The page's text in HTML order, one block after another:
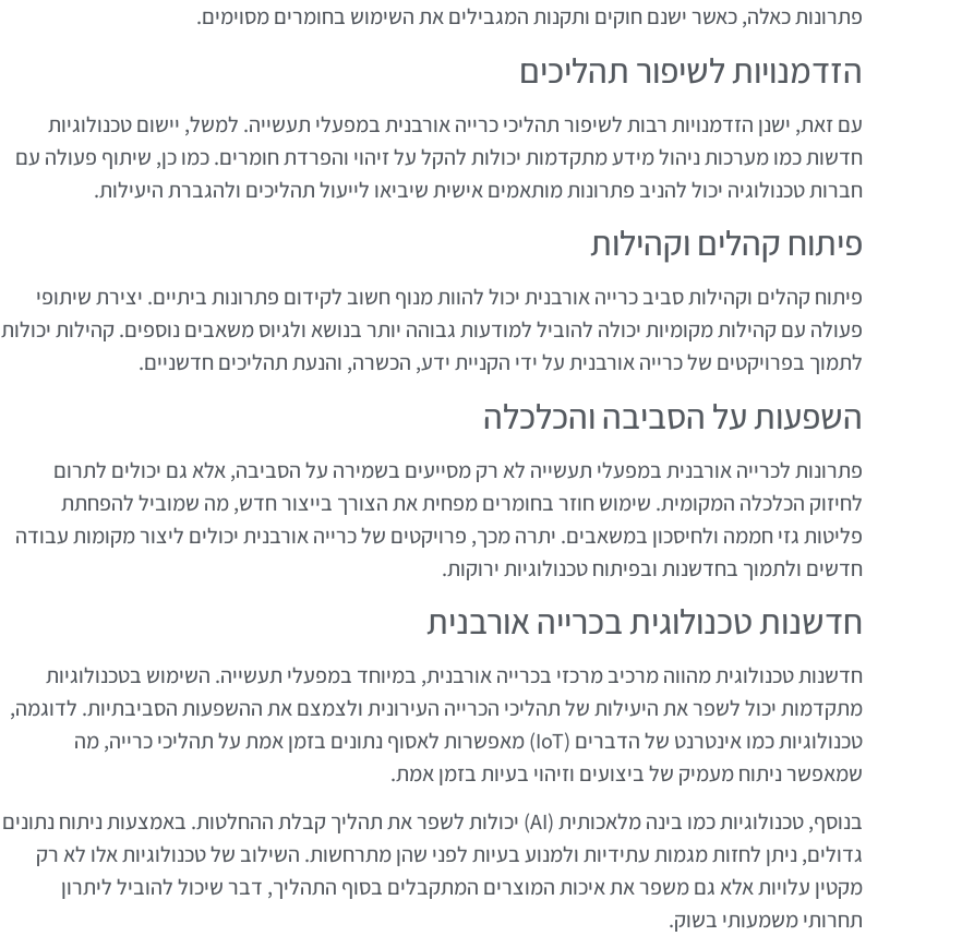
פתרונות כאלה, כאשר ישנם חוקים ותקנות המגבילים את השימוש בחומרים מסוימים.
הזדמנויות לשיפור תהליכים
עם זאת, ישנן הזדמנויות רבות לשיפור תהליכי כרייה אורבנית במפעלי תעשייה. למשל, יישום טכנולוגיות
חדשות כמו מערכות ניהול מידע מתקדמות יכולות להקל על זיהוי והפרדת חומרים. כמו כן, שיתוף פעולה עם
חברות טכנולוגיה יכול להניב פתרונות מותאמים אישית שיביאו לייעול תהליכים ולהגברת היעילות.
פיתוח קהלים וקהילות
פיתוח קהלים וקהילות סביב כרייה אורבנית יכול להוות מנוף חשוב לקידום פתרונות ביתיים. יצירת שיתופי
פעולה עם קהילות מקומיות יכולה להוביל למודעות גבוהה יותר בנושא ולגיוס משאבים נוספים. קהילות יכולות
לתמוך בפרויקטים של כרייה אורבנית על ידי הקניית ידע, הכשרה, והנעת תהליכים חדשניים.
השפעות על הסביבה והכלכלה
פתרונות לכרייה אורבנית במפעלי תעשייה לא רק מסייעים בשמירה על הסביבה, אלא גם יכולים לתרום
לחיזוק הכלכלה המקומית. שימוש חוזר בחומרים מפחית את הצורך בייצור חדש, מה שמוביל להפחתת
פליטות גזי חממה ולחיסכון במשאבים. יתרה מכך, פרויקטים של כרייה אורבנית יכולים ליצור מקומות עבודה
חדשים ולתמוך בחדשנות ובפיתוח טכנולוגיות ירוקות.
חדשנות טכנולוגית בכרייה אורבנית
חדשנות טכנולוגית מהווה מרכיב מרכזי בכרייה אורבנית, במיוחד במפעלי תעשייה. השימוש בטכנולוגיות
מתקדמות יכול לשפר את היעילות של תהליכי הכרייה העירונית ולצמצם את ההשפעות הסביבתיות. לדוגמה,
טכנולוגיות כמו אינטרנט של הדברים (IoT) מאפשרות לאסוף נתונים בזמן אמת על תהליכי כרייה, מה
שמאפשר ניתוח מעמיק של ביצועים וזיהוי בעיות בזמן אמת.
בנוסף, טכנולוגיות כמו בינה מלאכותית (AI) יכולות לשפר את תהליך קבלת ההחלטות. באמצעות ניתוח נתונים
גדולים, ניתן לחזות מגמות עתידיות ולמנוע בעיות לפני שהן מתרחשות. השילוב של טכנולוגיות אלו לא רק
מקטין עלויות אלא גם משפר את איכות המוצרים המתקבלים בסוף התהליך, דבר שיכול להוביל ליתרון
תחרותי משמעותי בשוק.